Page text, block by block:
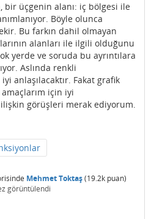
bir üçgenin alanı: iç bölgesi ile
Böyle olunca
Bu farkın dahil olmayan
alanları ile ilgili olduğunu
yerde ve soruda bu ayrıntılara
Aslında renkli
anlaşılacaktır. Fakat grafik
için iyi
görüşleri merak ediyorum.
Mehmet Toktaş(19.2k puan)
görüntülendi